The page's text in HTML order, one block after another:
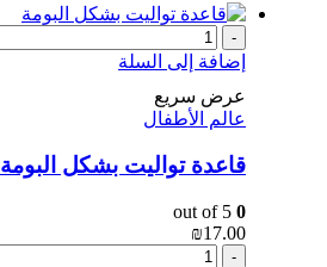
-
إضافة إلى السلة
عرض سريع
عالم الأطفال
قاعدة تواليت بشكل البومة
0
₪17.00
-